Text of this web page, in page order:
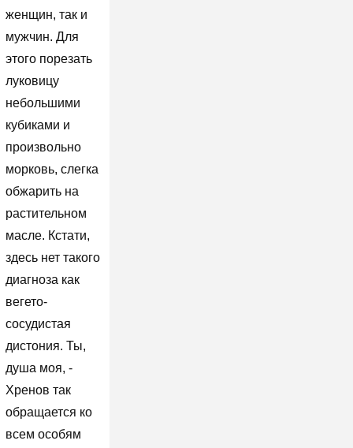
женщин, так и
мужчин. Для
этого порезать
луковицу
небольшими
кубиками и
произвольно
морковь, слегка
обжарить на
растительном
масле. Кстати,
здесь нет такого
диагноза как
вегето-
сосудистая
дистония. Ты,
душа моя, -
Хренов так
обращается ко
всем особям